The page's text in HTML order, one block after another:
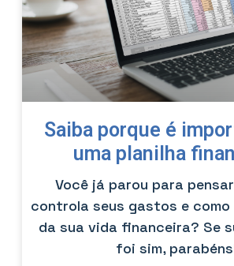
Saiba porque é
uma planilha
Você já parou para
controla seus gastos e
da sua vida financeira? Se
foi sim,